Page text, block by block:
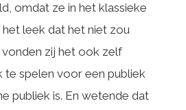
omdat ze in het klassieke
het leek dat het niet zou
zij het ook zelf
te spelen voor een publiek
publiek is. En wetende dat